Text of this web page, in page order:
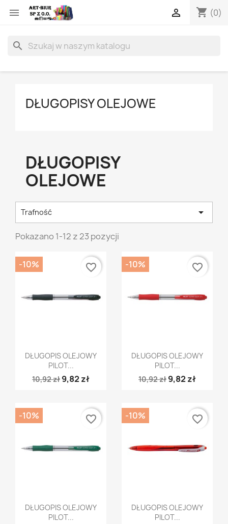
 shopping_cart (0)

search
DŁUGOPISY OLEJOWE
DŁUGOPISY
OLEJOWE
Trafność 
Pokazano 1-12 z 23 pozycji
 Szybki podgląd
DŁUGOPIS OLEJOWY
PILOT...
10,92 zł 9,82 zł
-10% favorite_border
 Szybki podgląd
DŁUGOPIS OLEJOWY
PILOT...
10,92 zł 9,82 zł
-10% favorite_border
 Szybki podgląd
DŁUGOPIS OLEJOWY
PILOT...
-10% favorite_border
 Szybki podgląd
DŁUGOPIS OLEJOWY
PILOT...
-10% favorite_border